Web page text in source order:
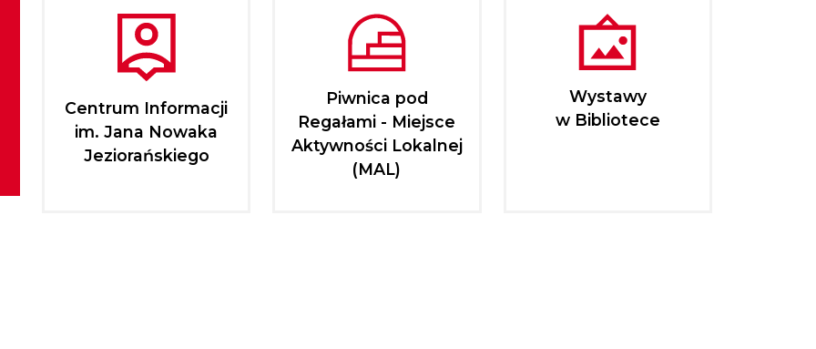
Centrum Informacji
im. Jana Nowaka
Jeziorańskiego
Piwnica pod
Regałami - Miejsce
Aktywności Lokalnej
(MAL)
Wystawy
w Bibliotece